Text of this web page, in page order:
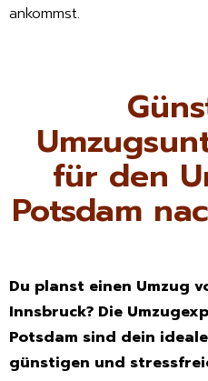
ankommst.
für den
Potsdam
Du planst einen Umzug
Innsbruck? Die
Potsdam sind dein
günstigen und